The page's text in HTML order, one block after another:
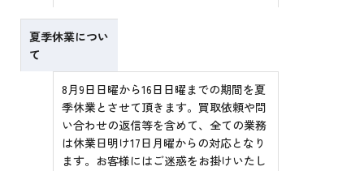
夏季休業につい
て
8月9日日曜から16日日曜までの期間を夏
季休業とさせて頂きます。買取依頼や問
い合わせの返信等を含めて、全ての業務
は休業日明け17日月曜からの対応となり
ます。お客様にはご迷惑をお掛けいたし